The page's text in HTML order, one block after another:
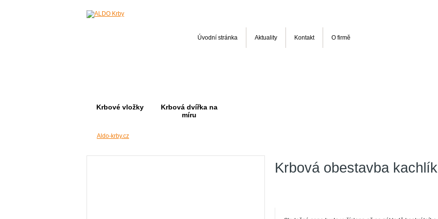
Aldo-krby.cz
Krbová obestavba kachlík
Úvodní stránka Aktuality Kontakt O firmě
Krbové vložky
Krbová dvířka na
míru